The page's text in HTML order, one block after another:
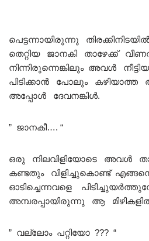
പെട്ടന്നായിരുന്നു
തെറ്റിയ ജാനകി താഴേക്ക്
നിന്നിരുന്നെങ്കിലും അവൾ
പിടിക്കാൻ പോലും
അപ്പോൾ ദേവനങ്കിൾ.
” ജാനകീ…. “
ഒരു നിലവിളിയോടെ അവൾ
കണ്ടതും വിളിച്ചുകൊണ്ട്
ഓടിച്ചെന്നവളെ
അമ്പരപ്പായിരുന്നു ആ
” വല്ലോം പറ്റിയോ ??? “